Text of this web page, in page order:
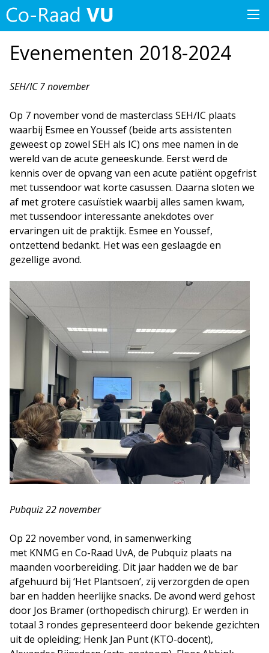
Evenementen 2018-2024
SEH/IC 7 november
Op 7 november vond de masterclass SEH/IC plaats
waarbij Esmee en Youssef (beide arts assistenten
geweest op zowel SEH als IC) ons mee namen in de
wereld van de acute geneeskunde. Eerst werd de
kennis over de opvang van een acute patiënt opgefrist
met tussendoor wat korte casussen. Daarna sloten we
af met grotere casuïstiek waarbij alles samen kwam,
met tussendoor interessante anekdotes over
ervaringen uit de praktijk. Esmee en Youssef,
ontzettend bedankt. Het was een geslaagde en
gezellige avond.
Pubquiz 22 november
Op 22 november vond, in samenwerking
met KNMG en Co-Raad UvA, de Pubquiz plaats na
maanden voorbereiding. Dit jaar hadden we de bar
afgehuurd bij ‘Het Plantsoen’, zij verzorgden de open
bar en hadden heerlijke snacks. De avond werd gehost
door Jos Bramer (orthopedisch chirurg). Er werden in
totaal 3 rondes gepresenteerd door bekende gezichten
uit de opleiding; Henk Jan Punt (KTO-docent),